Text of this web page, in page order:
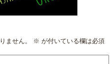
ません。
※ が付いている欄は必須